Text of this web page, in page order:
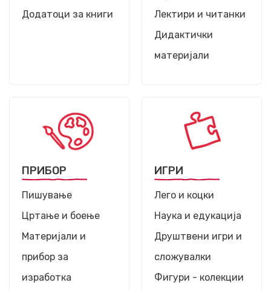
Додатоци за книги
Лектири и читанки
Дидактички
материјали
ПРИБОР
Пишување
Цртање и боење
Материјали и
прибор за
изработка
ИГРИ
Лего и коцки
Наука и едукација
Друштвени игри и
сложувалки
Фигури - колекции